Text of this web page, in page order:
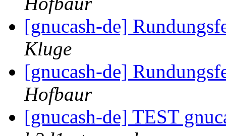
[gnucash-de]
Kluge
[gnucash-de]
Hofbaur
[gnucash-de] TEST